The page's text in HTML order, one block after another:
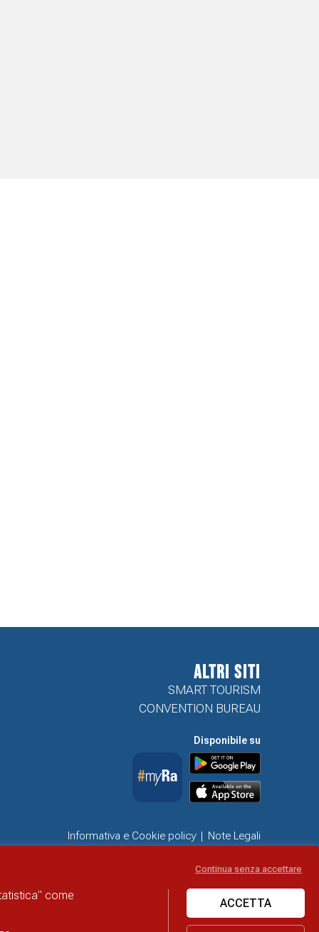
ALTRI SITI
SMART TOURISM
CONVENTION BUREAU
Disponibile su
Informativa e Cookie policy
Note Legali
Problemi di accessibilità
come
ACCETTA
Continua senza accettare